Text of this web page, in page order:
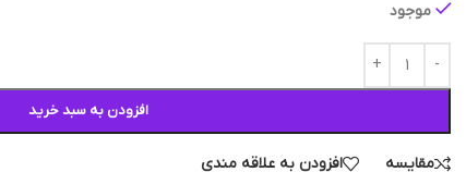
موجود
افزودن به سبد خرید
مقایسه افزودن به علاقه مندی